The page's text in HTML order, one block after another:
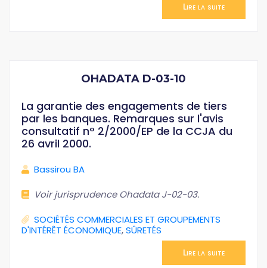
Lire la suite
OHADATA D-03-10
La garantie des engagements de tiers
par les banques. Remarques sur l'avis
consultatif n° 2/2000/EP de la CCJA du
26 avril 2000.
Bassirou BA
Voir jurisprudence Ohadata J-02-03.
SOCIÉTÉS COMMERCIALES ET GROUPEMENTS
D'INTÉRÊT ÉCONOMIQUE,SÛRETÉS
Lire la suite